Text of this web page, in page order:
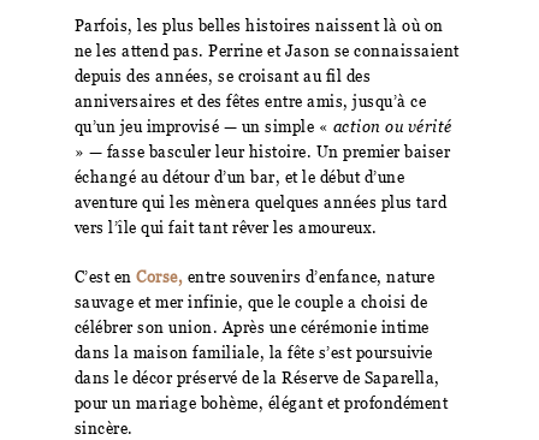
Parfois, les plus belles histoires naissent là où on
ne les attend pas. Perrine et Jason se connaissaient
depuis des années, se croisant au fil des
anniversaires et des fêtes entre amis, jusqu’à ce
qu’un jeu improvisé — un simple « action ou vérité
» — fasse basculer leur histoire. Un premier baiser
échangé au détour d’un bar, et le début d’une
aventure qui les mènera quelques années plus tard
vers l’île qui fait tant rêver les amoureux.
C’est en Corse, entre souvenirs d’enfance, nature
sauvage et mer infinie, que le couple a choisi de
célébrer son union. Après une cérémonie intime
dans la maison familiale, la fête s’est poursuivie
dans le décor préservé de la Réserve de Saparella,
pour un mariage bohème, élégant et profondément
sincère.